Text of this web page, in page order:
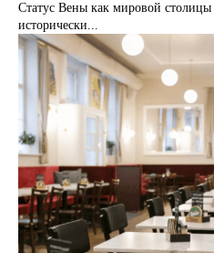
Статус Вены как мировой
исторически...